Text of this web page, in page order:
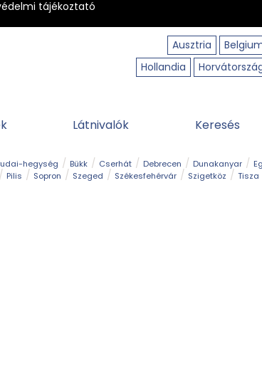
tájékoztató
Ausztria
Hollandia
Látnivalók Keresés
hegység Bükk Cserhát Debrecen Dunakanyar
Pilis Sopron Szeged Székesfehérvár Szigetköz Tisza